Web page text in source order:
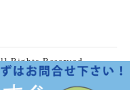
Rights Reserved.